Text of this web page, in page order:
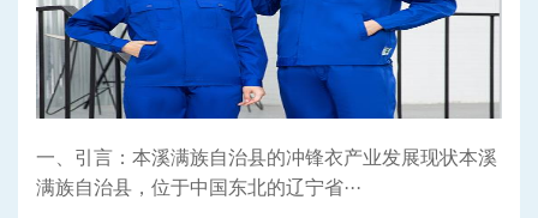
一、引言：本溪满族自治县的冲锋衣产业发展现状本溪
满族自治县，位于中国东北的辽宁省···